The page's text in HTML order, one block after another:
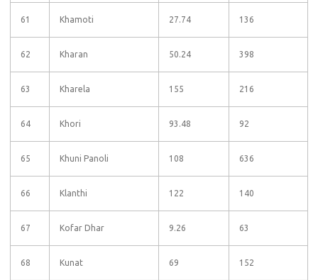
61 Khamoti 27.74 136
62 Kharan 50.24 398
63 Kharela 155 216
64 Khori 93.48 92
65 Khuni Panoli 108 636
66 Klanthi 122 140
67 Kofar Dhar 9.26 63
68 Kunat 69 152